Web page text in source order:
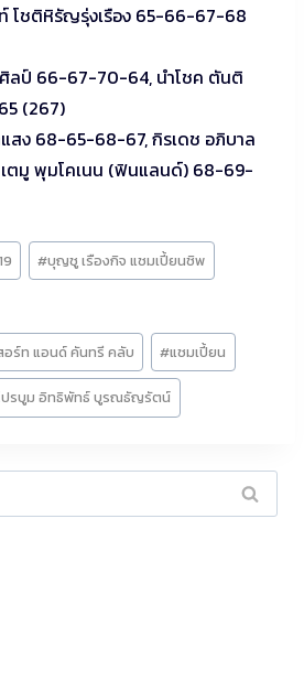
โชติหิรัญรุ่งเรือง 65-66-67-68
ลป์ 66-67-70-64, นำโชค ตันติ
(267)
สง 68-65-68-67, กิรเดช อภิบาล
ตมู พุมโคเนน (ฟินแลนด์) 68-69-
#บุญชู เรืองกิจ แชมเปี้ยนชิพ
ร์ท แอนด์ คันทรี คลับ #แชมเปี้ยน
ปรบูม อิทธิพัทธ์ บูรณธัญรัตน์